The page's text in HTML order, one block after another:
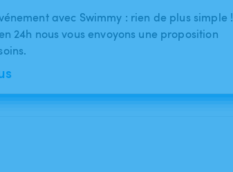
avec Swimmy : rien de plus simple !
24h nous vous envoyons une proposition